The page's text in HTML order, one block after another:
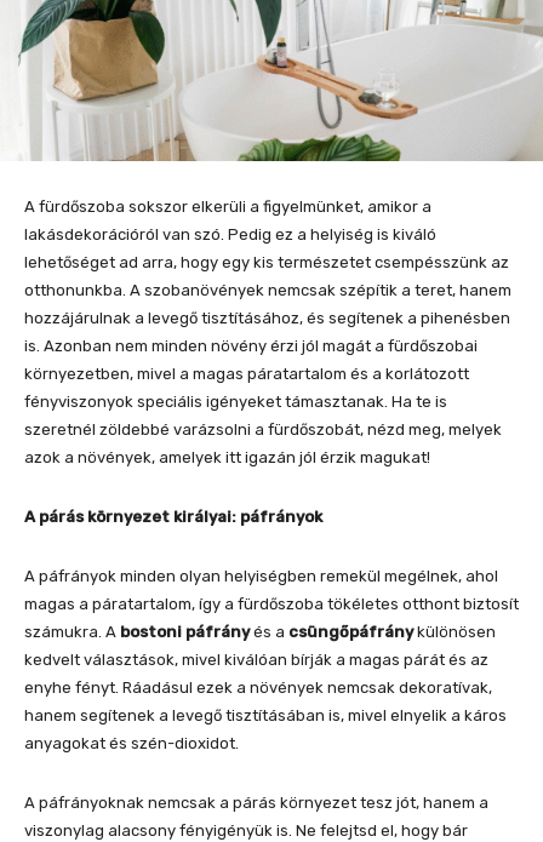
A fürdőszoba sokszor elkerüli a figyelmünket, amikor a
lakásdekorációról van szó. Pedig ez a helyiség is kiváló
lehetőséget ad arra, hogy egy kis természetet csempésszünk az
otthonunkba. A szobanövények nemcsak szépítik a teret, hanem
hozzájárulnak a levegő tisztításához, és segítenek a pihenésben
is. Azonban nem minden növény érzi jól magát a fürdőszobai
környezetben, mivel a magas páratartalom és a korlátozott
fényviszonyok speciális igényeket támasztanak. Ha te is
szeretnél zöldebbé varázsolni a fürdőszobát, nézd meg, melyek
azok a növények, amelyek itt igazán jól érzik magukat!
A párás környezet királyai: páfrányok
A páfrányok minden olyan helyiségben remekül megélnek, ahol
magas a páratartalom, így a fürdőszoba tökéletes otthont biztosít
számukra. A bostoni páfrányés a csüngőpáfránykülönösen
kedvelt választások, mivel kiválóan bírják a magas párát és az
enyhe fényt. Ráadásul ezek a növények nemcsak dekoratívak,
hanem segítenek a levegő tisztításában is, mivel elnyelik a káros
anyagokat és szén-dioxidot.
A páfrányoknak nemcsak a párás környezet tesz jót, hanem a
viszonylag alacsony fényigényük is. Ne felejtsd el, hogy bár